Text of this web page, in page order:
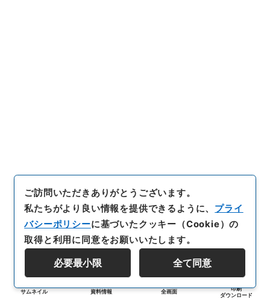
サムネイル 資料情報 全画面
印刷
ダウンロード
ご訪問いただきありがとうございます。
私たちがより良い情報を提供できるように、 プライ
バシーポリシーに基づいたクッキー（Cookie）の
取得と利用に同意をお願いいたします。
必要最小限 全て同意